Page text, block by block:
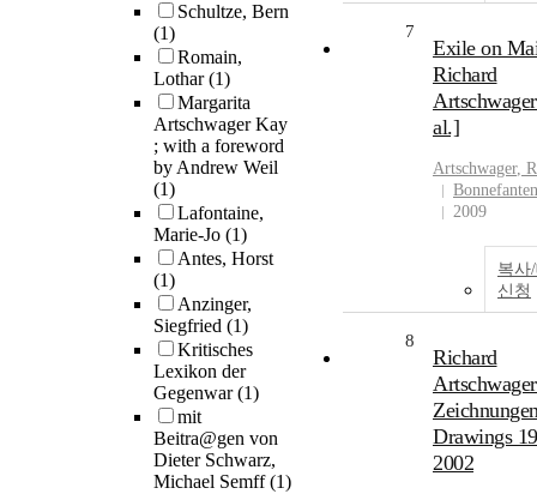
Schultze, Bern
(1)
Romain,
Lothar(1)
Margarita
Artschwager Kay
; with a foreword
by Andrew Weil
(1)
Lafontaine,
Marie-Jo (1)
Antes, Horst
(1)
Anzinger,
Siegfried (1)
Kritisches
Lexikon der
Gegenwar(1)
mit
Beitra@gen von
Dieter Schwarz,
Michael Semff(1)
7
Exile on
Richard
al.]
Artschwager,
2009
복사
신청
8
Richard
Drawings
2002